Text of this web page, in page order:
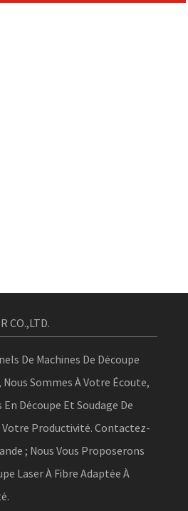
CO.,LTD.
De Machines De Découpe
Nous Sommes À Votre Écoute,
Découpe Et Soudage De
Productivité. Contactez-
; Nous Vous Proposerons
Laser À Fibre Adaptée À